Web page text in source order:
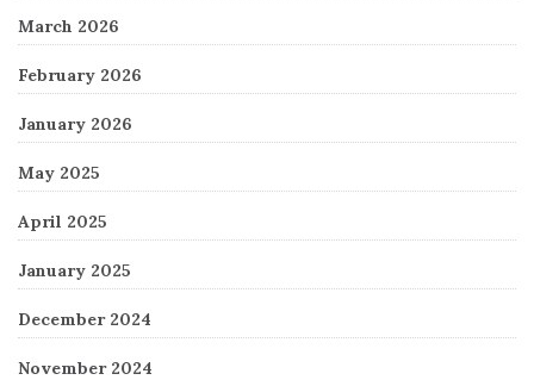
March 2026
February 2026
January 2026
May 2025
April 2025
January 2025
December 2024
November 2024